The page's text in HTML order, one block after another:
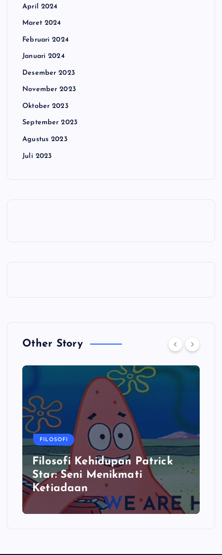
April 2024
Maret 2024
Februari 2024
Januari 2024
Desember 2023
November 2023
Oktober 2023
September 2023
Agustus 2023
Juli 2023
Other Story
FILOSOFI
Filosofi Kehidupan Patrick
Star: Seni Menikmati
Ketiadaan